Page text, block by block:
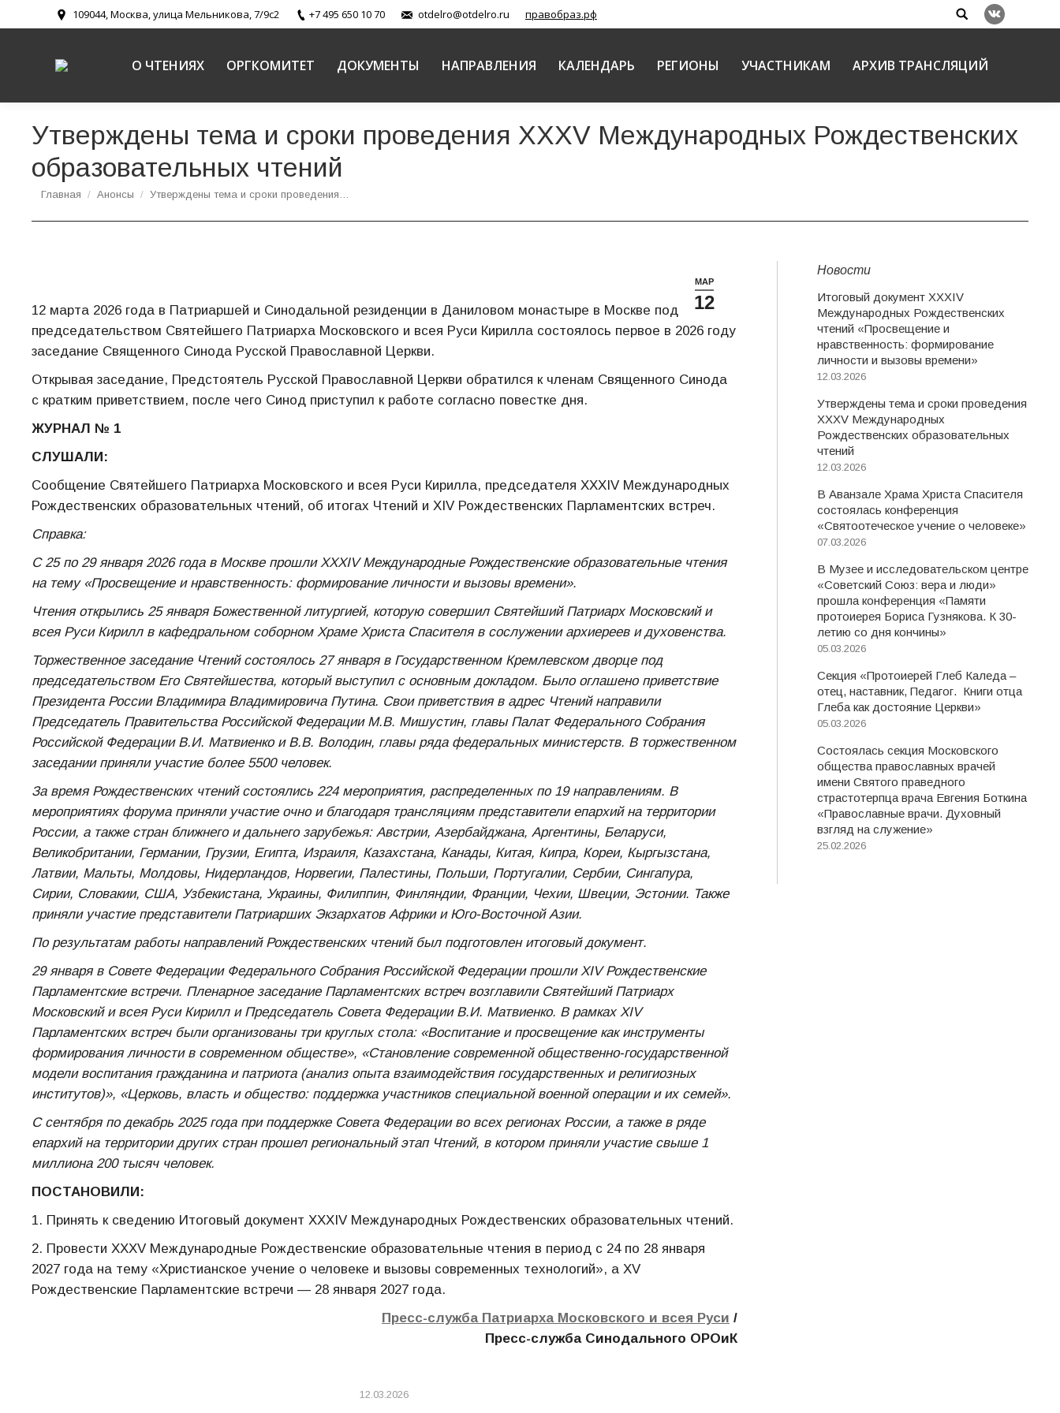
109044, Москва, улица Мельникова, 7/9с2 +7 495 650 10 70 otdelro@otdelro.ru правобраз.рф Search:
Вконтакте
О ЧТЕНИЯХ ОРГКОМИТЕТ ДОКУМЕНТЫ НАПРАВЛЕНИЯ КАЛЕНДАРЬ РЕГИОНЫ УЧАСТНИКАМ АРХИВ ТРАНСЛЯЦИЙ
Утверждены тема и сроки проведения XXXV Международных Рождественских
образовательных чтений
Вы здесь:
Главная Анонсы Утверждены тема и сроки проведения…
МАР
12
12 марта 2026 года в Патриаршей и Синодальной резиденции в Даниловом монастыре в Москве под
председательством Святейшего Патриарха Московского и всея Руси Кирилла состоялось первое в 2026 году
заседание Священного Синода Русской Православной Церкви.
Открывая заседание, Предстоятель Русской Православной Церкви обратился к членам Священного Синода
с кратким приветствием, после чего Синод приступил к работе согласно повестке дня.
ЖУРНАЛ № 1
СЛУШАЛИ:
Сообщение Святейшего Патриарха Московского и всея Руси Кирилла, председателя XXХIV Международных
Рождественских образовательных чтений, об итогах Чтений и ХIV Рождественских Парламентских встреч.
Справка:
С 25 по 29 января 2026 года в Москве прошли XXХIV Международные Рождественские образовательные чтения
на тему «Просвещение и нравственность: формирование личности и вызовы времени».
Чтения открылись 25 января Божественной литургией, которую совершил Святейший Патриарх Московский и
всея Руси Кирилл в кафедральном соборном Храме Христа Спасителя в сослужении архиереев и духовенства.
Торжественное заседание Чтений состоялось 27 января в Государственном Кремлевском дворце под
председательством Его Святейшества, который выступил с основным докладом. Было оглашено приветствие
Президента России Владимира Владимировича Путина. Свои приветствия в адрес Чтений направили
Председатель Правительства Российской Федерации М.В. Мишустин, главы Палат Федерального Собрания
Российской Федерации В.И. Матвиенко и В.В. Володин, главы ряда федеральных министерств. В торжественном
заседании приняли участие более 5500 человек.
За время Рождественских чтений состоялись 224 мероприятия, распределенных по 19 направлениям. В
мероприятиях форума приняли участие очно и благодаря трансляциям представители епархий на территории
России, а также стран ближнего и дальнего зарубежья: Австрии, Азербайджана, Аргентины, Беларуси,
Великобритании, Германии, Грузии, Египта, Израиля, Казахстана, Канады, Китая, Кипра, Кореи, Кыргызстана,
Латвии, Мальты, Молдовы, Нидерландов, Норвегии, Палестины, Польши, Португалии, Сербии, Сингапура,
Сирии, Словакии, США, Узбекистана, Украины, Филиппин, Финляндии, Франции, Чехии, Швеции, Эстонии. Также
приняли участие представители Патриарших Экзархатов Африки и Юго-Восточной Азии.
По результатам работы направлений Рождественских чтений был подготовлен итоговый документ.
29 января в Совете Федерации Федерального Собрания Российской Федерации прошли ХIV Рождественские
Парламентские встречи. Пленарное заседание Парламентских встреч возглавили Святейший Патриарх
Московский и всея Руси Кирилл и Председатель Совета Федерации В.И. Матвиенко. В рамках ХIV
Парламентских встреч были организованы три круглых стола: «Воспитание и просвещение как инструменты
формирования личности в современном обществе», «Становление современной общественно-государственной
модели воспитания гражданина и патриота (анализ опыта взаимодействия государственных и религиозных
институтов)», «Церковь, власть и общество: поддержка участников специальной военной операции и их семей».
С сентября по декабрь 2025 года при поддержке Совета Федерации во всех регионах России, а также в ряде
епархий на территории других стран прошел региональный этап Чтений, в котором приняли участие свыше 1
миллиона 200 тысяч человек.
ПОСТАНОВИЛИ:
1. Принять к сведению Итоговый документ XXХIV Международных Рождественских образовательных чтений.
2. Провести XXXV Международные Рождественские образовательные чтения в период с 24 по 28 января
2027 года на тему «Христианское учение о человеке и вызовы современных технологий», а XV
Рождественские Парламентские встречи — 28 января 2027 года.
Пресс-служба Патриарха Московского и всея Руси /
Пресс-служба Синодального ОРОиК
12.03.2026
Новости
Итоговый документ XXХIV
Международных Рождественских
чтений «Просвещение и
нравственность: формирование
личности и вызовы времени»
12.03.2026
Утверждены тема и сроки проведения
XXXV Международных
Рождественских образовательных
чтений
12.03.2026
В Аванзале Храма Христа Спасителя
состоялась конференция
«Святоотеческое учение о человеке»
07.03.2026
В Музее и исследовательском центре
«Советский Союз: вера и люди»
прошла конференция «Памяти
протоиерея Бориса Гузнякова. К 30-
летию со дня кончины»
05.03.2026
Секция «Протоиерей Глеб Каледа –
отец, наставник, Педагог. Книги отца
Глеба как достояние Церкви»
05.03.2026
Состоялась секция Московского
общества православных врачей
имени Святого праведного
страстотерпца врача Евгения Боткина
«Православные врачи. Духовный
взгляд на служение»
25.02.2026